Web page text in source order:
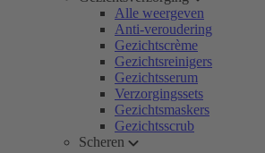
Alle weergeven
Anti-veroudering
Gezichtscrème
Gezichtsreinigers
Gezichtsserum
Verzorgingssets
Gezichtsmaskers
Gezichtsscrub
Scheren